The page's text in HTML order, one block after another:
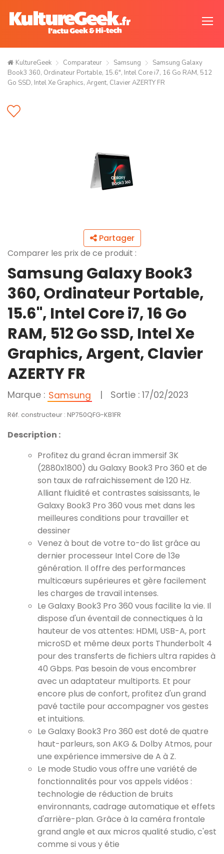
KultureGeek Comparateur Samsung
Samsung Galaxy
Book3 360, Ordinateur Portable, 15.6", Intel Core i7, 16 Go RAM, 512
Go SSD, Intel Xe Graphics, Argent, Clavier AZERTY FR
Partager
Comparer les prix de ce produit :
Samsung Galaxy Book3
360, Ordinateur Portable,
15.6", Intel Core i7, 16 Go
RAM, 512 Go SSD, Intel Xe
Graphics, Argent, Clavier
AZERTY FR
Marque : Samsung | Sortie : 17/02/2023
Réf. constructeur : NP750QFG-KB1FR
Description :
Profitez du grand écran immersif 3K
(2880x1800) du Galaxy Book3 Pro 360 et de
son taux de rafraichissement de 120 Hz.
Alliant fluidité et contrastes saisissants, le
Galaxy Book3 Pro 360 vous met dans les
meilleures conditions pour travailler et
dessiner
Venez à bout de votre to-do list grâce au
dernier processeur Intel Core de 13e
génération. Il offre des performances
multicœurs supérieures et gère facilement
les charges de travail intenses.
Le Galaxy Book3 Pro 360 vous facilite la vie. Il
dispose d'un éventail de connectiques à la
hauteur de vos attentes: HDMI, USB-A, port
microSD et même deux ports Thunderbolt 4
pour des transferts de fichiers ultra rapides à
40 Gbps. Pas besoin de vous encombrer
avec un adaptateur multiports. Et pour
encore plus de confort, profitez d'un grand
pavé tactile pour accompagner vos gestes
et intuitions.
Le Galaxy Book3 Pro 360 est doté de quatre
haut-parleurs, son AKG & Dolby Atmos, pour
une expérience immersive de A à Z.
Le mode Studio vous offre une variété de
fonctionnalités pour vos appels vidéos :
technologie de réduction de bruits
environnants, cadrage automatique et effets
d'arrière-plan. Grâce à la caméra frontale
grand angle et aux micros qualité studio, c'est
comme si vous y étie